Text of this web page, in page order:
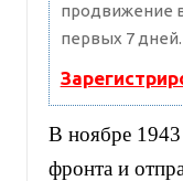
продвижение
первых 7 дней.
В ноябре 1943
фронта и